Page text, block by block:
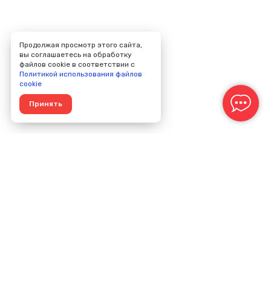
Продолжая просмотр этого сайта,
вы соглашаетесь на обработку
файлов cookie в соответствии с
Политикой использования файлов
cookie
Принять